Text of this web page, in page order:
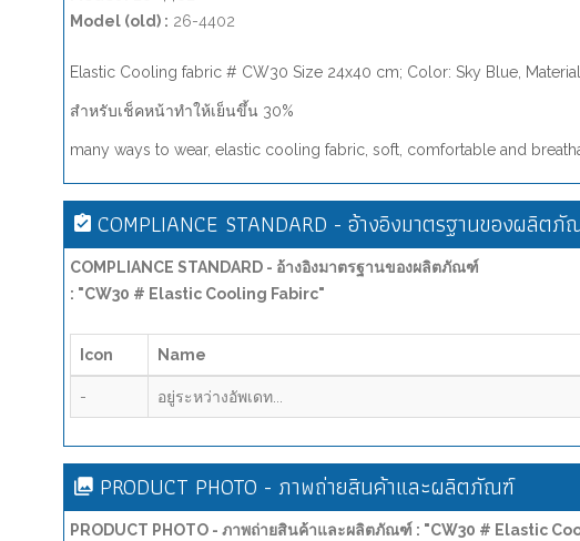
Model (old) : 26-4402
Elastic Cooling fabric # CW30 Size 24x40 cm; Color: Sky Blue,
สำหรับเช็คหน้าทำให้เย็นขึ้น 30%
many ways to wear, elastic cooling fabric, soft, comfortable and
COMPLIANCE STANDARD - อ้างอิงมาตรฐานของผลิต
COMPLIANCE STANDARD - อ้างอิงมาตรฐานของผลิตภัณฑ์
: "CW30 # Elastic Cooling Fabirc"
Icon Name
- อยู่ระหว่างอัพเดท...
PRODUCT PHOTO - ภาพถ่ายสินค้าและผลิตภัณฑ์
PRODUCT PHOTO - ภาพถ่ายสินค้าและผลิตภัณฑ์ : "CW30 # Elastic